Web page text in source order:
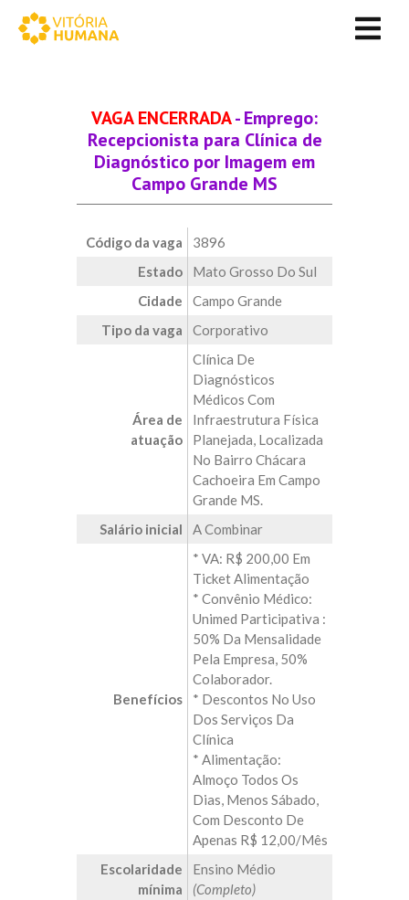
VAGA ENCERRADA- Emprego:
Recepcionista para Clínica de
Diagnóstico por Imagem em
Campo Grande MS
Código da vaga
3896
Estado
Mato Grosso Do Sul
Cidade
Campo Grande
Tipo da vaga
Corporativo
Área de
atuação
Clínica De
Diagnósticos
Médicos Com
Infraestrutura Física
Planejada, Localizada
No Bairro Chácara
Cachoeira Em Campo
Grande MS.
Salário inicial
A Combinar
Benefícios
* VA: R$ 200,00 Em
Ticket Alimentação
* Convênio Médico:
Unimed Participativa :
50% Da Mensalidade
Pela Empresa, 50%
Colaborador.
* Descontos No Uso
Dos Serviços Da
Clínica
* Alimentação:
Almoço Todos Os
Dias, Menos Sábado,
Com Desconto De
Apenas R$ 12,00/mês
Escolaridade
mínima
Ensino Médio
(Completo)